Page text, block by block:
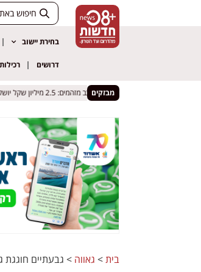
בחירת יישוב
דרושים
מבזקים
חולון בדרך להגביל כלי רכב מזהמים: 2.5 מיליון שקל יושקעו בהפחתת זיהום האוויר
חולון בדרך להגביל כלי רכב מזהמים: 2.5 מיליון שקל יושקעו בהפחתת זיהום האוויר
בית> גאווה > גבעתיים חוגגת